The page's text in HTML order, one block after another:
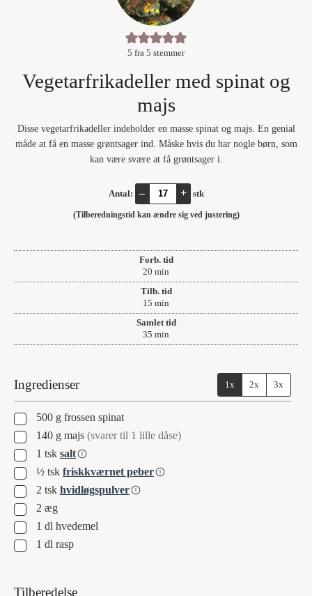
5 fra 5 stemmer
Vegetarfrikadeller med spinat og
majs
Disse vegetarfrikadeller indeholder en masse spinat og majs. En genial
måde at få en masse grøntsager ind. Måske hvis du har nogle børn, som
kan være svære at få grøntsager i.
Antal: – + stk
(Tilberedningstid kan ændre sig ved justering)
Forb. tid
20 minutter
min
Tilb. tid
15 minutter
min
Samlet tid
35 minutter
min
Ingredienser 1x 2x 3x
▢
500 g frossen spinat
▢140 g majs (svarer til 1 lille dåse)
▢1 tsk salt
▢
½ tsk friskkværnet peber
▢
2 tsk hvidløgspulver
▢
2 æg
▢1 dl hvedemel
▢1 dl rasp
Tilberedelse